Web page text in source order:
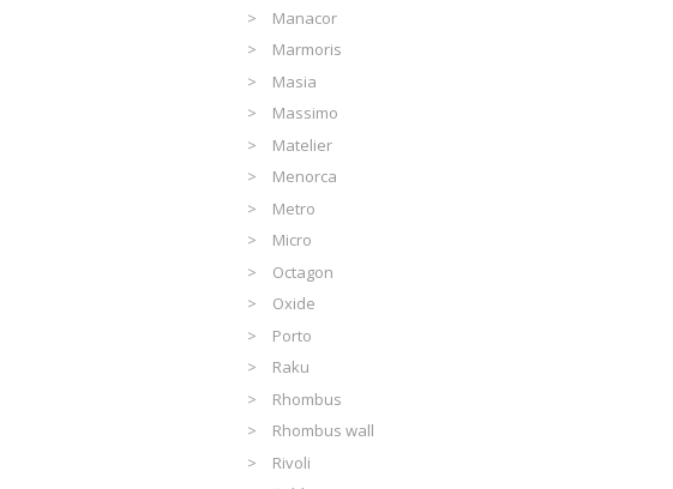
Manacor
Marmoris
Masia
Massimo
Matelier
Menorca
Metro
Micro
Octagon
Oxide
Porto
Raku
Rhombus
Rhombus wall
Rivoli